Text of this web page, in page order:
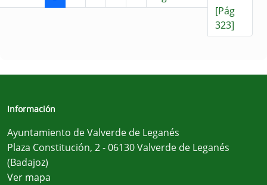
[Pág
323]
Información
Ayuntamiento de Valverde de Leganés
Plaza Constitución, 2 - 06130 Valverde de Leganés
(Badajoz)
Ver mapa